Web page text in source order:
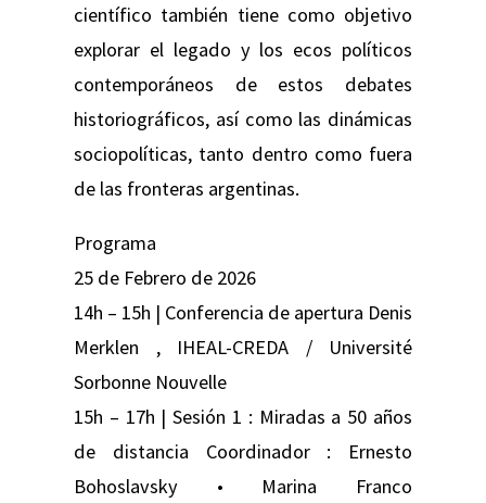
científico también tiene como objetivo
explorar el legado y los ecos políticos
contemporáneos de estos debates
historiográficos, así como las dinámicas
sociopolíticas, tanto dentro como fuera
de las fronteras argentinas.
Programa
25 de Febrero de 2026
14h – 15h | Conferencia de apertura Denis
Merklen , IHEAL-CREDA / Université
Sorbonne Nouvelle
15h – 17h | Sesión 1 : Miradas a 50 años
de distancia Coordinador : Ernesto
Bohoslavsky • Marina Franco